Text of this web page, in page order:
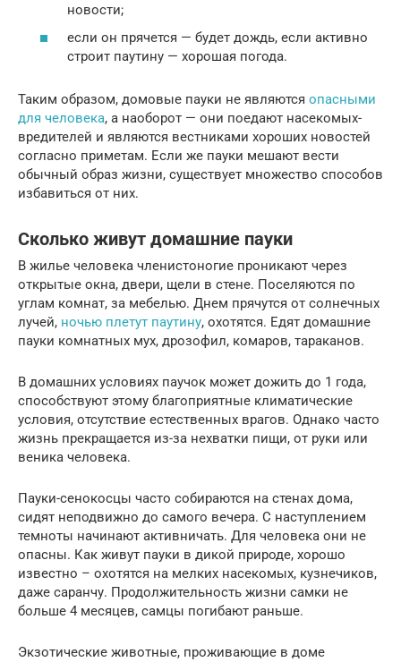
новости;
если он прячется — будет дождь, если активно
строит паутину — хорошая погода.
Таким образом, домовые пауки не являются опасными
для человека, а наоборот — они поедают насекомых-
вредителей и являются вестниками хороших новостей
согласно приметам. Если же пауки мешают вести
обычный образ жизни, существует множество способов
избавиться от них.
Сколько живут домашние пауки
В жилье человека членистоногие проникают через
открытые окна, двери, щели в стене. Поселяются по
углам комнат, за мебелью. Днем прячутся от солнечных
лучей, ночью плетут паутину, охотятся. Едят домашние
пауки комнатных мух, дрозофил, комаров, тараканов.
В домашних условиях паучок может дожить до 1 года,
способствуют этому благоприятные климатические
условия, отсутствие естественных врагов. Однако часто
жизнь прекращается из-за нехватки пищи, от руки или
веника человека.
Пауки-сенокосцы часто собираются на стенах дома,
сидят неподвижно до самого вечера. С наступлением
темноты начинают активничать. Для человека они не
опасны. Как живут пауки в дикой природе, хорошо
известно – охотятся на мелких насекомых, кузнечиков,
даже саранчу. Продолжительность жизни самки не
больше 4 месяцев, самцы погибают раньше.
Экзотические животные, проживающие в доме